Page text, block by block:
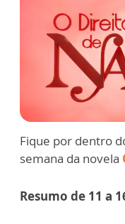
Fique por dentro
semana da novela
Resumo de 11 a